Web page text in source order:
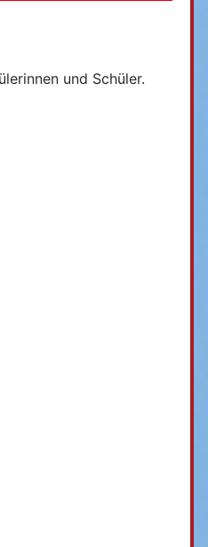
und Schüler.